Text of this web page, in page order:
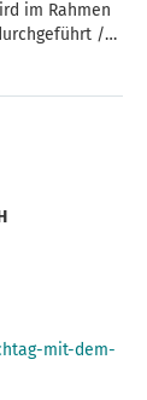
im Rahmen
/
mit-dem-